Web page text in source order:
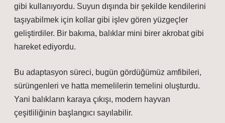
gibi kullanıyordu. Suyun dışında bir şekilde kendilerini
taşıyabilmek için kollar gibi işlev gören yüzgeçler
geliştirdiler. Bir bakıma, balıklar mini birer akrobat gibi
hareket ediyordu.
Bu adaptasyon süreci, bugün gördüğümüz amfibileri,
sürüngenleri ve hatta memelilerin temelini oluşturdu.
Yani balıkların karaya çıkışı, modern hayvan
çeşitliliğinin başlangıcı sayılabilir.